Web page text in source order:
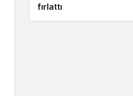
fırlattı